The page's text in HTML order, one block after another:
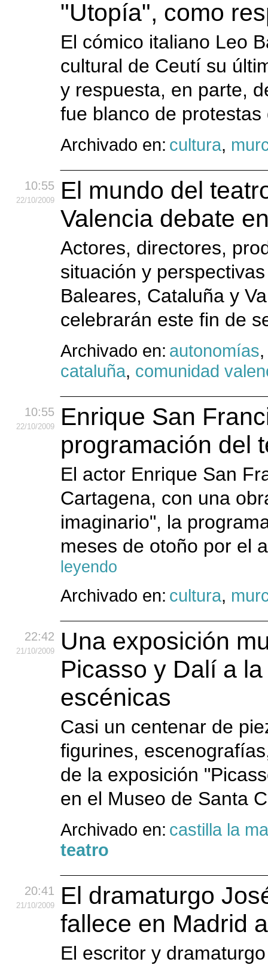
"Utopía", como
El cómico italiano Leo
cultural de Ceutí su
y respuesta, en parte,
fue blanco de
Archivado en: cultura,
10:55
22/10/2009
El mundo del
Valencia debate
Actores, directores,
situación y
Baleares, Cataluña y
celebrarán este fin de
Archivado en: autonomías
cataluña, comunidad
10:55
22/10/2009
Enrique San
programación del
El actor Enrique San
Cartagena, con una
imaginario", la
meses de otoño por el
leyendo
Archivado en: cultura,
22:42
21/10/2009
Una exposición
Picasso y Dalí a
escénicas
Casi un centenar de
figurines,
de la exposición
en el Museo de Santa
Archivado en: castilla la
teatro
20:41
21/10/2009
El dramaturgo
fallece en Madrid
El escritor y